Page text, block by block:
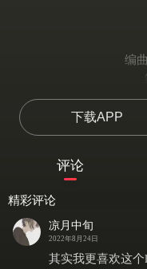
编
下载APP
评论
精彩评论
凉月中旬
2022年8月24日
其实我更喜欢这